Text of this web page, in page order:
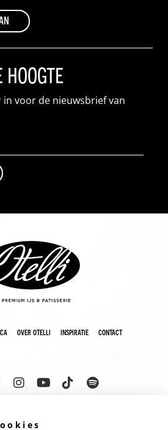
voor de nieuwsbrief van
over otelli inspiratie contact